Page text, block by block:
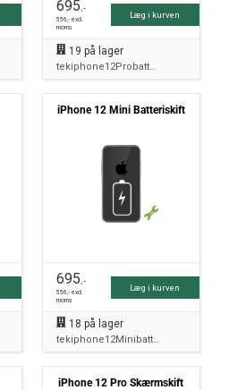
695,-
556,- excl.
moms
Læg i kurven
19 på lager
tekiphone12Probatteri
iPhone 12 Mini Batteriskift
695,-
556,- excl.
moms
Læg i kurven
18 på lager
tekiphone12Minibatteri
iPhone 12 Pro Skærmskift